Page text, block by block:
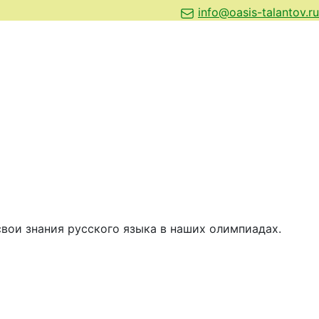
info@oasis-talantov.ru
знания русского языка в наших олимпиадах.